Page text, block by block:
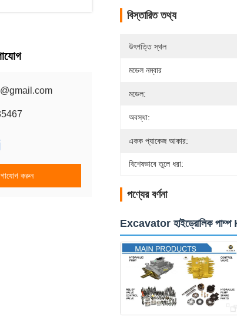
করুন
বিস্তারিত তথ্য
উৎপত্তি স্থল
মডেল নম্বার
মডেল:
অবস্থা:
একক প্যাকেজ আকার:
বিশেষভাবে তুলে ধরা:
পণ্যের বর্ণনা
Excavator হাইড্রোলিক